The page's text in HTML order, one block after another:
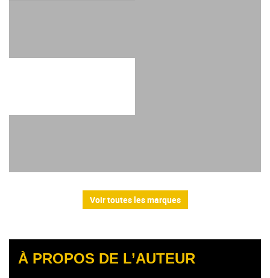
Voir toutes les marques
À PROPOS DE L’AUTEUR